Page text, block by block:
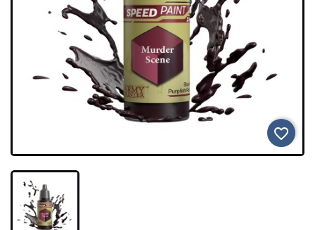
favorite_border